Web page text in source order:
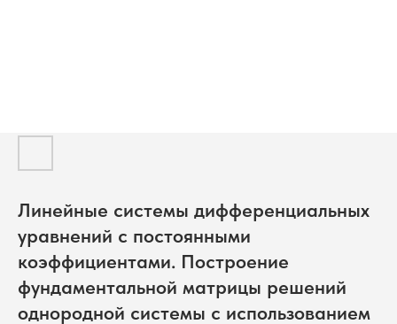
Линейные системы дифференциальных
уравнений с постоянными
коэффициентами. Построение
фундаментальной матрицы решений
однородной системы с использованием